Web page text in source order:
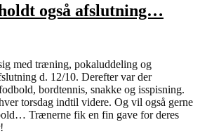
også afslutning…
med træning, pokaluddeling og
d. 12/10. Derefter var der
bordtennis, snakke og isspisning.
torsdag indtil videre. Og vil også gerne
Trænerne fik en fin gave for deres